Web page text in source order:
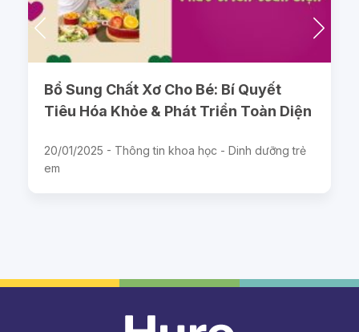
Bổ Sung Chất Xơ Cho Bé: Bí Quyết
Tiêu Hóa Khỏe & Phát Triển Toàn Diện
20/01/2025 - Thông tin khoa học - Dinh dưỡng trẻ
em